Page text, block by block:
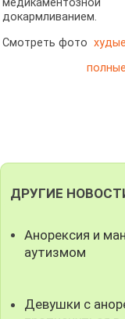
докармливанием.
Смотреть фото
ДРУГИЕ
Анорексия и
аутизмом
Девушки с